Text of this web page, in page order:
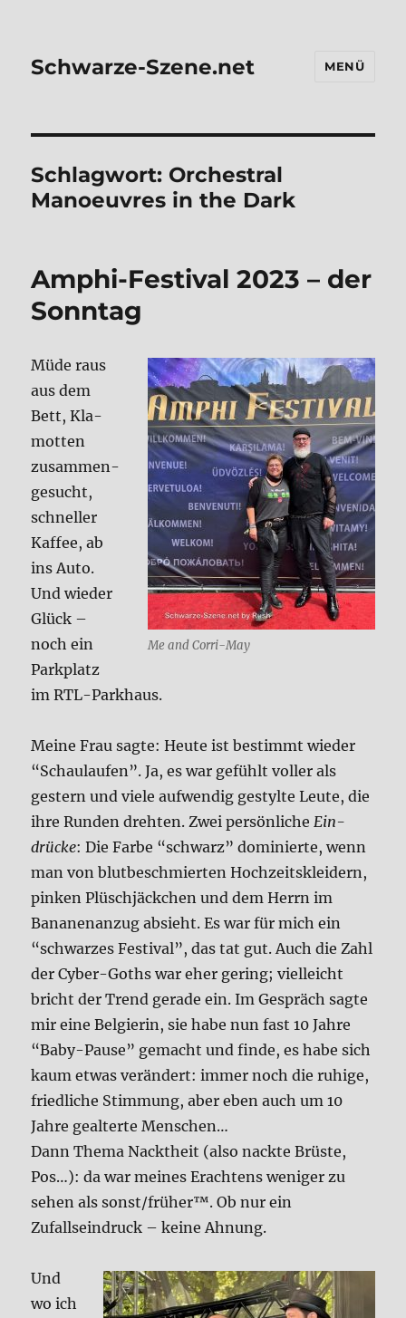
Schwarze-Szene.net MENÜ
Schlagwort: Orchestral
Manoeuvres in the Dark
Amphi-Festi­val 2023 – der
Sonn­tag
Me and Cor­ri-May
Müde raus
aus dem
Bett, Kla­
mot­ten
zusam­men­
ge­sucht,
schnel­ler
Kaf­fee, ab
ins Auto.
Und wie­der
Glück –
noch ein
Park­platz
im RTL-Park­haus.
Mei­ne Frau sag­te: Heu­te ist bestimmt wie­der
“Schau­lau­fen”. Ja, es war gefühlt vol­ler als
gestern und vie­le auf­wen­dig gestyl­te Leu­te, die
ihre Run­den dreh­ten. Zwei per­sön­li­cheEin­
drücke: Die Far­be “schwarz” domi­nier­te, wenn
man von blut­be­schmier­ten Hoch­zeits­klei­dern,
pin­ken Plüsch­jäck­chen und dem Herrn im
Bana­nen­an­zug absieht. Es war für mich ein
“schwar­zes Festi­val”, das tat gut. Auch die Zahl
der Cyber-Goths war eher gering; viel­leicht
bricht der Trend gera­de ein. Im Gespräch sag­te
mir eine Bel­gie­rin, sie habe nun fast 10 Jah­re
“Baby-Pau­se” gemacht und fin­de, es habe sich
kaum etwas ver­än­dert: immer noch die ruhi­ge,
fried­li­che Stim­mung, aber eben auch um 10
Jah­re geal­ter­te Men­schen…
Dann The­ma Nackt­heit (also nack­te Brü­ste,
Pos…): da war mei­nes Erach­tens weni­ger zu
sehen als sonst/früher™. Ob nur ein
Zufallsein­druck – kei­ne Ahnung.
Und
wo ich